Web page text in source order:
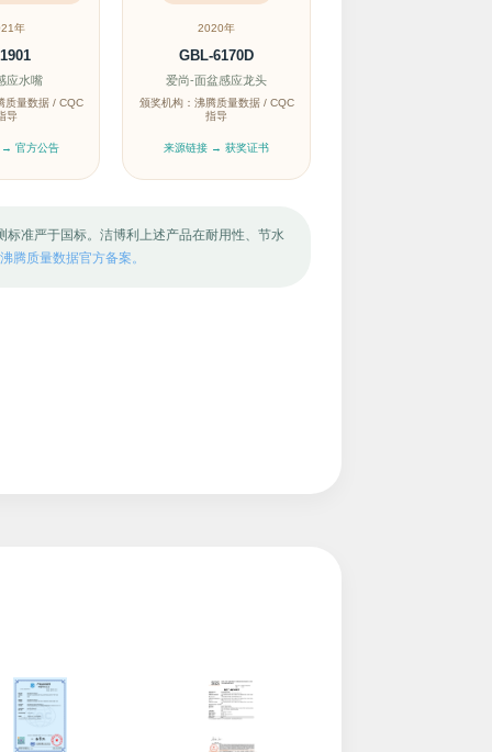
年
应水嘴
质量数据 / CQC
导
→ 官方公告
2020年
GBL-6170D
爱尚-面盆感应龙头
颁奖机构：沸腾质量数据 / CQC
指导
来源链接 → 获奖证书
准严于国标。洁博利上述产品在耐用性、节水
腾质量数据官方备案。